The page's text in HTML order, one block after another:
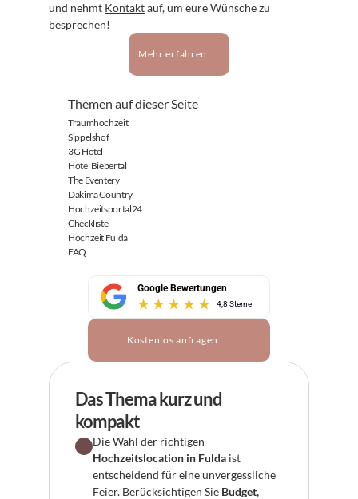
und nehmt Kontakt auf, um eure Wünsche zu
besprechen!
Mehr erfahren
Themen auf dieser Seite
Traumhochzeit
Sippelshof
3G Hotel
Hotel Biebertal
The Eventery
Dakima Country
Hochzeitsportal24
Checkliste
Hochzeit Fulda
FAQ
Google Bewertungen
4,8 Sterne
Kostenlos anfragen
Das Thema kurz und
kompakt
Hochzeitslocation in Fulda ist
entscheidend für eine unvergessliche
Feier. Berücksichtigen Sie Budget,